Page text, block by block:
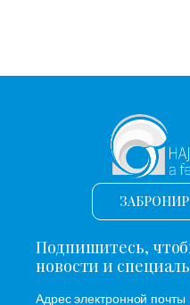
Подпишитесь,
новости и
Адрес электронной почты